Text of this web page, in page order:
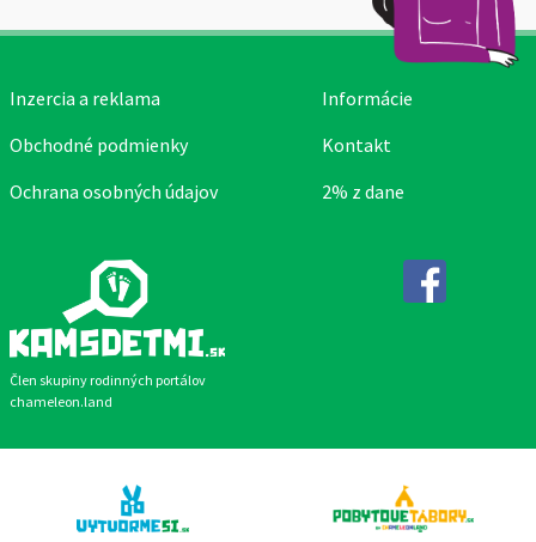
Člen skupiny rodinných portálov
chameleon.land
Inzercia a reklama
Obchodné podmienky
Ochrana osobných údajov
Informácie
Kontakt
2% z dane